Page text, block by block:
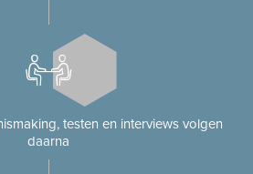
testen en interviews volgen
daarna